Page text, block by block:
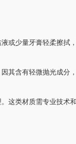
少量牙膏轻柔擦拭，
其含有轻微抛光成分
类材质需专业技术和